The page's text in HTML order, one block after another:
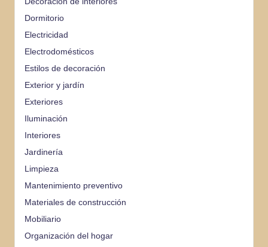
Dormitorio
Electricidad
Electrodomésticos
Estilos de decoración
Exterior y jardín
Exteriores
Iluminación
Interiores
Jardinería
Limpieza
Mantenimiento preventivo
Materiales de construcción
Mobiliario
Organización del hogar